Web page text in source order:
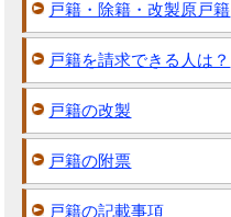
戸籍・除籍・改製原戸籍
戸籍を請求できる人は？
戸籍の改製
戸籍の附票
戸籍の記載事項